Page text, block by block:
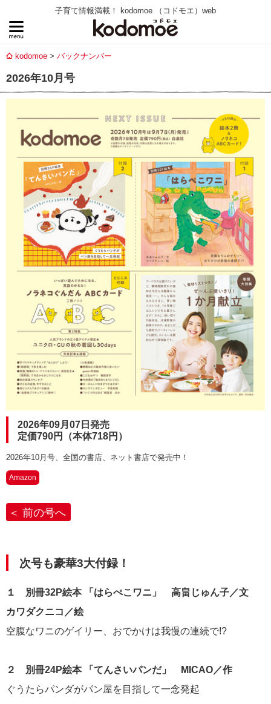
子育て情報満載！ kodomoe （コドモエ）web
kodomoe バックナンバー
2026年10月号
2026年09月07日発売
定価790円（本体718円）
2026年10月号、全国の書店、ネット書店で発売中！
Amazon
前の号へ
次号も豪華3大付録！
１ 別冊32P絵本 「はらぺこワニ」 高畠じゅん子／文
カワダクニコ／絵
空腹なワニのゲイリー、おでかけは我慢の連続で!?
２ 別冊24P絵本 「てんさいパンだ」 MICAO／作
ぐうたらパンダがパン屋を目指して一念発起